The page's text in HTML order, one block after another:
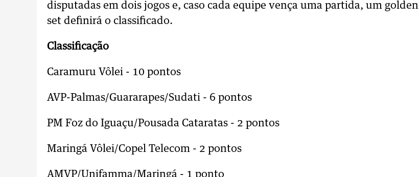
disputadas em dois jogos e, caso cada equipe vença uma partida, um golden
set definirá o classificado.
Classificação
Caramuru Vôlei - 10 pontos
AVP-Palmas/Guararapes/Sudati - 6 pontos
PM Foz do Iguaçu/Pousada Cataratas - 2 pontos
Maringá Vôlei/Copel Telecom - 2 pontos
AMVP/Unifamma/Maringá - 1 ponto